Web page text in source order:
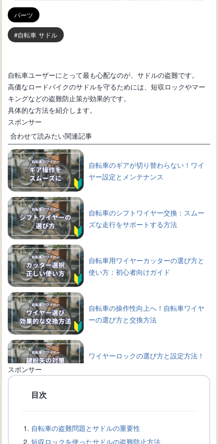
パーツ
自転車 サドル
自転車ユーザーにとって最も心配なのが、サドルの盗難です。
高価なロードバイクのサドルを守るためには、短収ロックやマー
キングなどの盗難防止策が効果的です。
具体的な方法を紹介します。
スポンサー
合わせて読みたい関連記事
自転車のギアが切り替わらない！ワイ
ヤー設定とメンテナンス
自転車のシフトワイヤー交換：スムー
ズな走行をサポートする方法
自転車用ワイヤーカッターの選び方と
使い方：初心者向けガイド
自転車の操作性向上へ！自転車ワイヤ
ーの選び方と交換方法
ワイヤーロックの選び方と設定方法！
順と必要道具を詳しく解説
スポンサー
目次
自転車の盗難問題とサドルの重要性
短収ロックを使ったサドルの盗難防止方法